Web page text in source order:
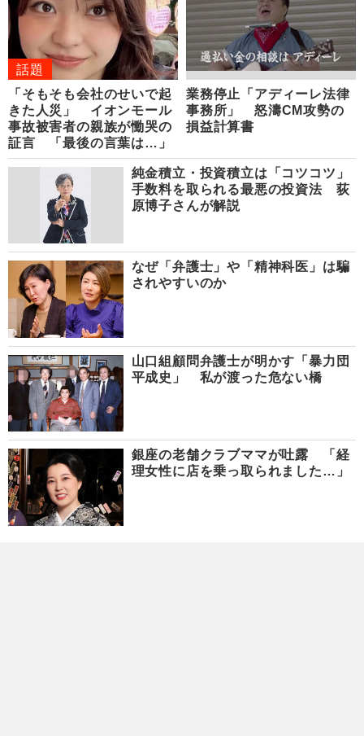
話題
「そもそも会社のせいで起
きた人災」 イオンモール
事故被害者の親族が慟哭の
証言 「最後の言葉は…」
業務停止「アディーレ法律
事務所」 怒濤CM攻勢の
損益計算書
純金積立・投資積立は「コツコツ」
手数料を取られる最悪の投資法 荻
原博子さんが解説
なぜ「弁護士」や「精神科医」は騙
されやすいのか
山口組顧問弁護士が明かす「暴力団
平成史」 私が渡った危ない橋
銀座の老舗クラブママが吐露 「経
理女性に店を乗っ取られました…」